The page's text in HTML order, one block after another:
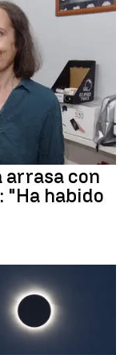
arrasa con
"Ha habido